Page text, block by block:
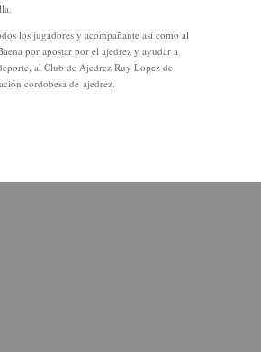
los jugadores y acompañante así como al
por apostar por el ajedrez y ayudar a
al Club de Ajedrez Ruy Lopez de
cordobesa de ajedrez.